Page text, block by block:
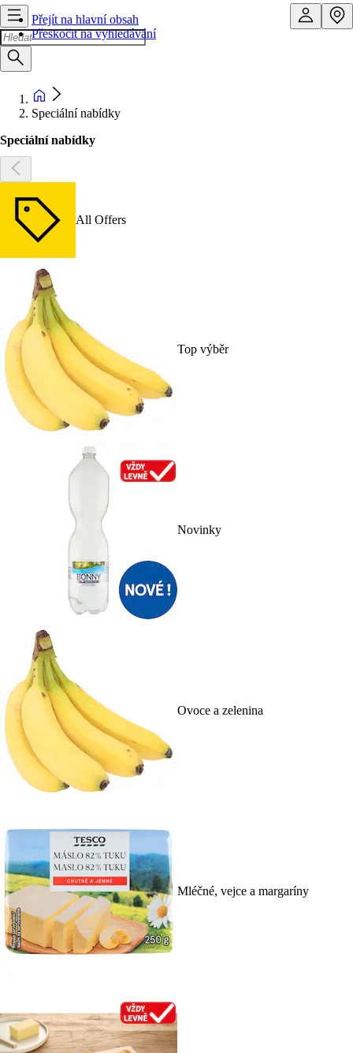
Přejít na hlavní obsah
Přeskočit na vyhledávání
Speciální nabídky
Speciální nabídky
All Offers
Top výběr
Novinky
Ovoce a zelenina
Mléčné, vejce a margaríny